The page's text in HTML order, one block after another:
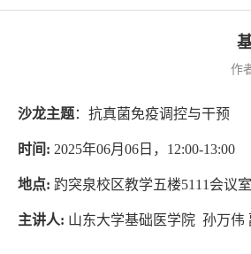
作
沙龙主题：抗真菌免疫调控与干预
时间: 2025年06月06日，12:00-13:00
地点: 趵突泉校区教学五楼5111会议室
主讲人: 山东大学基础医学院 孙万伟